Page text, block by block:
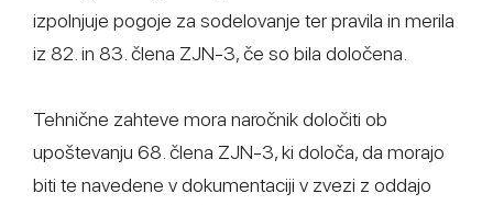
izpolnjuje pogoje za sodelovanje ter pravila in merila
iz 82. in 83. člena ZJN-3, če so bila določena.
Tehnične zahteve mora naročnik določiti ob
upoštevanju 68. člena ZJN-3, ki določa, da morajo
biti te navedene v dokumentaciji v zvezi z oddajo